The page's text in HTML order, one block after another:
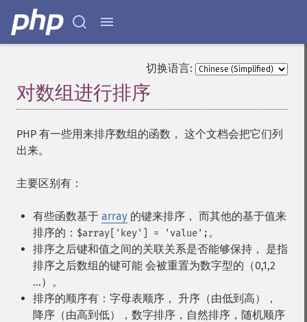
切换语言:
对数组进行排序
PHP 有一些用来排序数组的函数， 这个文档会把它们列
出来。
主要区别有：
有些函数基于 array 的键来排序， 而其他的基于值来
排序的： $array['key'] = 'value';。
排序之后键和值之间的关联关系是否能够保持， 是指
排序之后数组的键可能 会被重置为数字型的（0,1,2
...）。
排序的顺序有：字母表顺序， 升序（由低到高），
降序（由高到低），数字排序，自然排序，随机顺序